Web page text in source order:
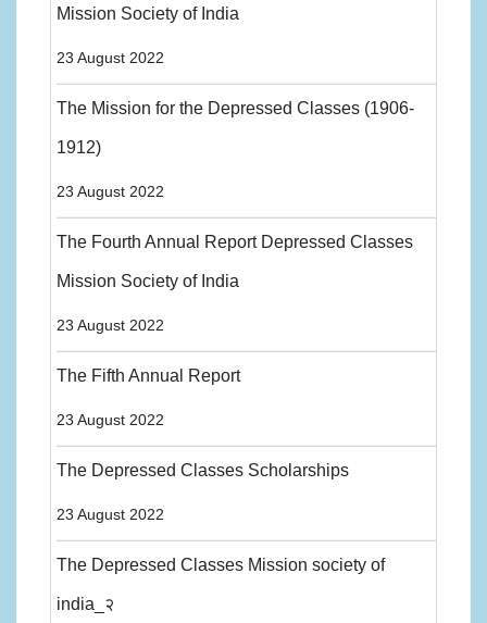
Mission Society of India
23 August 2022
The Mission for the Depressed Classes (1906-
1912)
23 August 2022
The Fourth Annual Report Depressed Classes
Mission Society of India
23 August 2022
The Fifth Annual Report
23 August 2022
The Depressed Classes Scholarships
23 August 2022
The Depressed Classes Mission society of
india_२